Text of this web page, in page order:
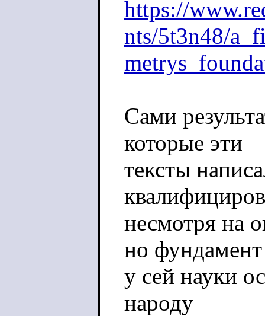
https://
nts/5t3n48/
Сами
которые эти
тексты
несмотря на
но фундамент
у сей науки
народу